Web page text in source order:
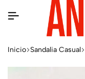
Inicio Sandalia Casual